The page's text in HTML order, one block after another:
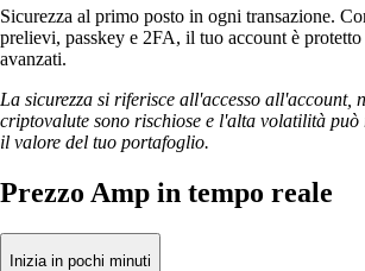
Sicurezza al primo posto in ogni transazione.
prelievi, passkey e 2FA, il tuo account è
avanzati.
La sicurezza si riferisce all'accesso all'account,
criptovalute sono rischiose e l'alta volatilità
il valore del tuo portafoglio.
Prezzo Amp in tempo reale
Inizia in pochi minuti